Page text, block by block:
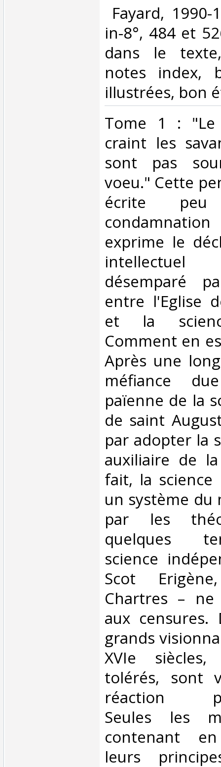
Fayard,
in-8°, 484 et
dans le
notes index,
illustrées, bon
‎Tome 1 :
craint les
sont pas
voeu." Cette
écrite
exprime le
désemparé
entre l'Eglise
et la
Comment en
Après une
méfiance
païenne de la
de saint
par adopter la
auxiliaire de
fait, la science
un système du
par les
quelques
science
Scot
Chartres –
aux censures.
grands
XVIe
tolérés, sont
réaction
Seules les
contenant en
leurs